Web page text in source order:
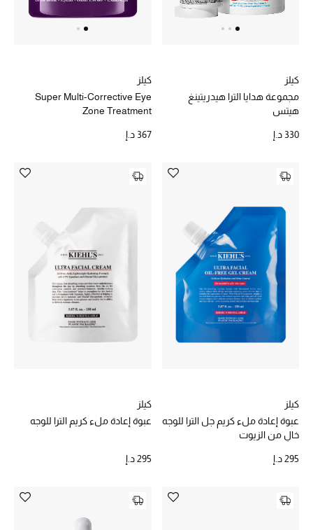
كيلز
مجموعة هدايا الترا هيدريتينغ
هيتس
330 د.إ
كيلز
Super Multi-Corrective Eye
Zone Treatment
367 د.إ
كيلز
عبوة إعادة ملء كريم جل الترا للوجه
خالٍ من الزيوت
295 د.إ
كيلز
عبوة إعادة ملء كريم الترا للوجه
295 د.إ